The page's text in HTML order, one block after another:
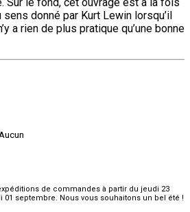
donné par Kurt Lewin lorsqu’il
a rien de plus pratique qu’une bonne
de commandes à partir du jeudi 23
septembre. Nous vous souhaitons un bel été !